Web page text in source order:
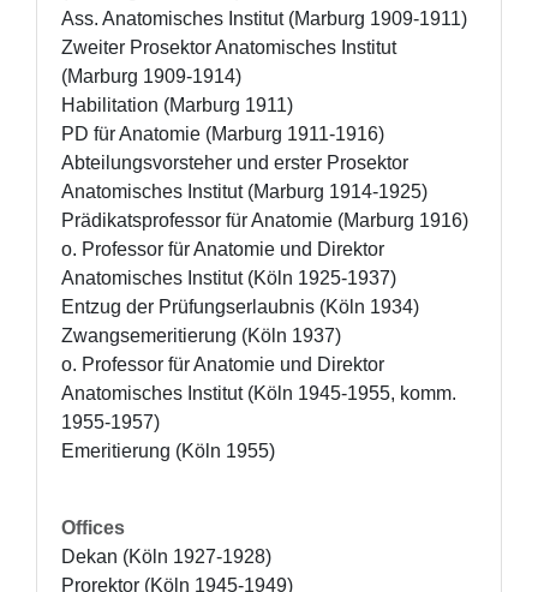
Ass. Anatomisches Institut (Marburg 1909-1911)
Zweiter Prosektor Anatomisches Institut
(Marburg 1909-1914)
Habilitation (Marburg 1911)
PD für Anatomie (Marburg 1911-1916)
Abteilungsvorsteher und erster Prosektor
Anatomisches Institut (Marburg 1914-1925)
Prädikatsprofessor für Anatomie (Marburg 1916)
o. Professor für Anatomie und Direktor
Anatomisches Institut (Köln 1925-1937)
Entzug der Prüfungserlaubnis (Köln 1934)
Zwangsemeritierung (Köln 1937)
o. Professor für Anatomie und Direktor
Anatomisches Institut (Köln 1945-1955, komm.
1955-1957)
Emeritierung (Köln 1955)
Offices
Dekan (Köln 1927-1928)
Prorektor (Köln 1945-1949)